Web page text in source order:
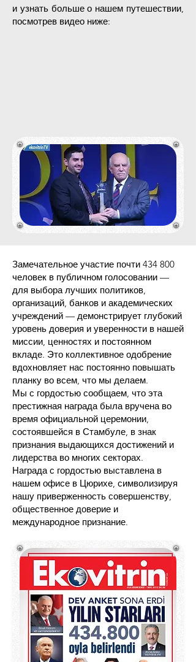
и узнать больше о нашем путешествии,
посмотрев видео ниже:
Замечательное участие почти 434 800
человек в публичном голосовании —
для выбора лучших политиков,
организаций, банков и академических
учреждений — демонстрирует глубокий
уровень доверия и уверенности в нашей
миссии, ценностях и постоянном
вкладе. Это коллективное одобрение
вдохновляет нас постоянно повышать
планку во всем, что мы делаем.
Мы с гордостью сообщаем, что эта
престижная награда была вручена во
время официальной церемонии,
состоявшейся в Стамбуле, в знак
признания выдающихся достижений и
лидерства во многих секторах.
Награда с гордостью выставлена в
нашем офисе в Цюрихе, символизируя
нашу приверженность совершенству,
общественное доверие и
международное признание.